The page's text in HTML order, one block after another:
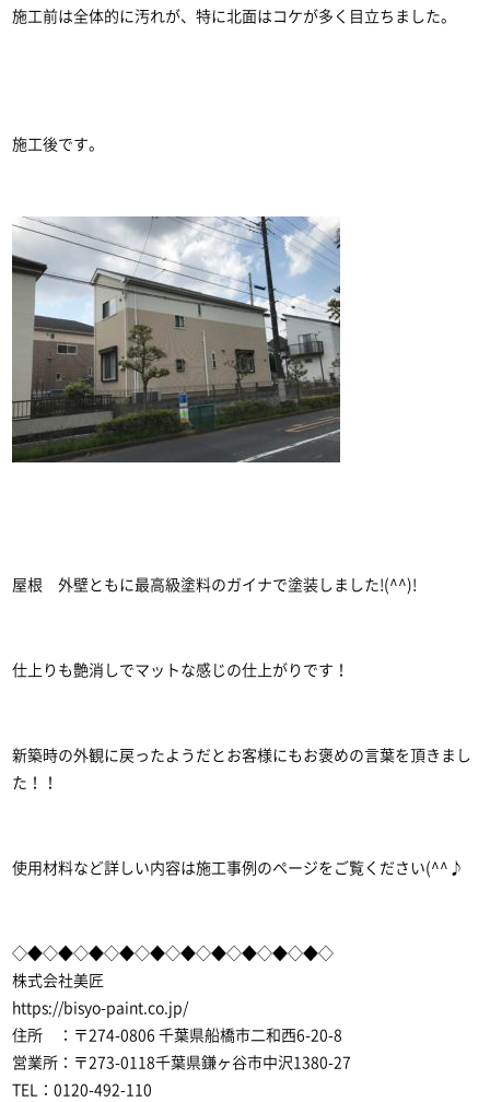
施工前は全体的に汚れが、特に北面はコケが多く目立ちました。
施工後です。
屋根 外壁ともに最高級塗料のガイナで塗装しました!(^^)!
仕上りも艶消しでマットな感じの仕上がりです！
新築時の外観に戻ったようだとお客様にもお褒めの言葉を頂きまし
た！！
使用材料など詳しい内容は施工事例のページをご覧ください(^^♪
◇◆◇◆◇◆◇◆◇◆◇◆◇◆◇◆◇◆◇◆◇
株式会社美匠
https://bisyo-paint.co.jp/
住所 ：〒274-0806 千葉県船橋市二和西6-20-8
営業所：〒273-0118千葉県鎌ヶ谷市中沢1380-27
TEL：0120-492-110